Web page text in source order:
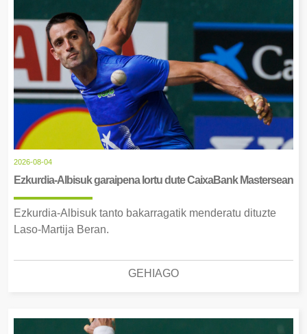
2026-08-04
Ezkurdia-Albisuk garaipena lortu dute CaixaBank Mastersean
Ezkurdia-Albisuk tanto bakarragatik menderatu dituzte
Laso-Martija Beran.
GEHIAGO